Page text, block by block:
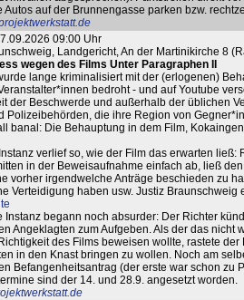
Autos auf der Brunnengasse parken bzw.
09:00 Uhr
Landgericht, An der Martinikirche 8
wegen des Films Unter Paragraphen II
lange kriminalisiert mit der (erlogenen)
bedroht - und auf Youtube
der Beschwerde und außerhalb der üblichen
Polizeibehörden, die ihre Region von
banal: Die Behauptung in dem Film,
verlief so, wie der Film das erwarten
in der Beweisaufnahme einfach ab, ließ
vorher irgendwelche Anträge beschieden zu
Verteidigung haben usw. Justiz Braunschweig
Instanz begann noch absurder: Der Richter
Angeklagten zum Aufgeben. Als der das nicht
des Films beweisen wollte, rastete
in den Knast bringen zu wollen. Noch am
Befangenheitsantrag (der erste war schon zu
sind der 14. und 28.9. angesetzt worden.